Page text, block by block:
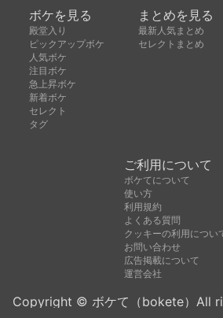
ボケを見る
殿堂入り
ピックアップボケ
人気ボケ
注目ボケ
急上昇ボケ
新着ボケ
セレクト
タグ
まとめを見る
最新人気まとめ
セレクトまとめ
ご利用について
ボケてについて
使い方
利用規約
よくある質問
クッキーの利用につい
お問い合わせ
広告掲載について
運営会社
Copyright © ボケて（bokete）All